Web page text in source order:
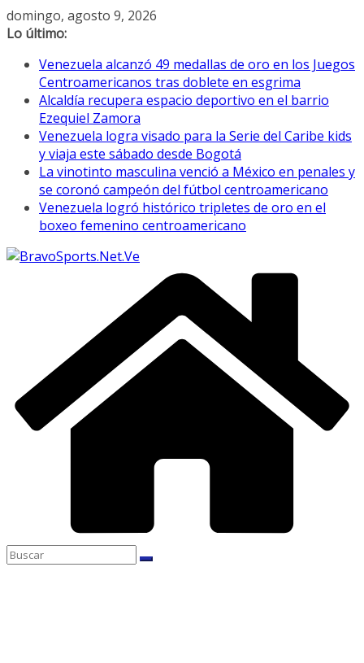
Saltar
al
domingo, agosto 9, 2026
Lo último:
Venezuela alcanzó 49 medallas de oro en los Juegos
Centroamericanos tras doblete en esgrima
Alcaldía recupera espacio deportivo en el barrio
Ezequiel Zamora
Venezuela logra visado para la Serie del Caribe kids
y viaja este sábado desde Bogotá
La vinotinto masculina venció a México en penales y
se coronó campeón del fútbol centroamericano
Venezuela logró histórico tripletes de oro en el
boxeo femenino centroamericano